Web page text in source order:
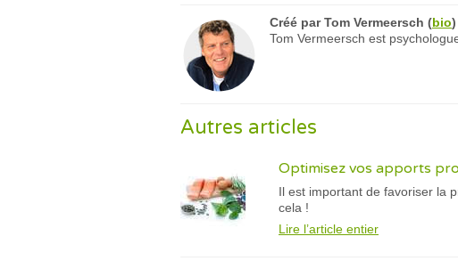
Créé parTom Vermeersch (bio)
Tom Vermeersch est
Autres articles
Optimisez vos apports
Il est important de favoriser la
cela !
Lire l’article entier